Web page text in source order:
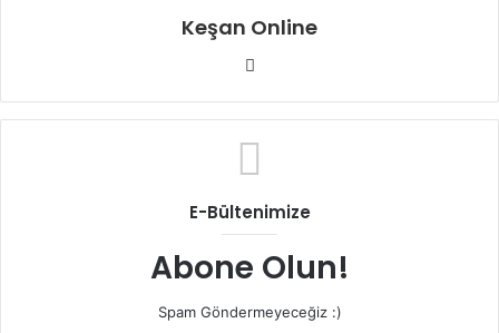
Keşan Online
Web
E-Bültenimize
Abone Olun!
Spam Göndermeyeceğiz :)